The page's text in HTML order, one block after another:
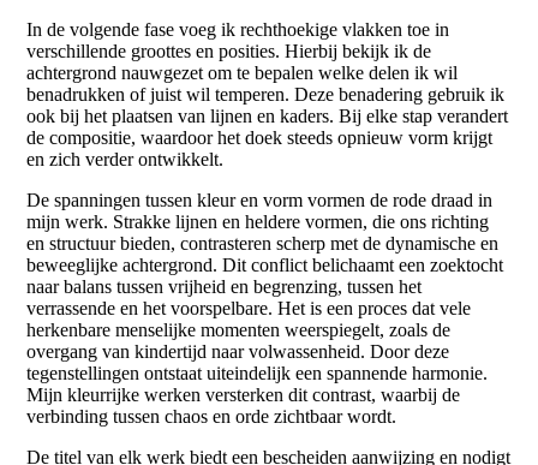
In de volgende fase voeg ik rechthoekige vlakken toe in
verschillende groottes en posities. Hierbij bekijk ik de
achtergrond nauwgezet om te bepalen welke delen ik wil
benadrukken of juist wil temperen. Deze benadering gebruik ik
ook bij het plaatsen van lijnen en kaders. Bij elke stap verandert
de compositie, waardoor het doek steeds opnieuw vorm krijgt
en zich verder ontwikkelt.
De spanningen tussen kleur en vorm vormen de rode draad in
mijn werk. Strakke lijnen en heldere vormen, die ons richting
en structuur bieden, contrasteren scherp met de dynamische en
beweeglijke achtergrond. Dit conflict belichaamt een zoektocht
naar balans tussen vrijheid en begrenzing, tussen het
verrassende en het voorspelbare. Het is een proces dat vele
herkenbare menselijke momenten weerspiegelt, zoals de
overgang van kindertijd naar volwassenheid. Door deze
tegenstellingen ontstaat uiteindelijk een spannende harmonie.
Mijn kleurrijke werken versterken dit contrast, waarbij de
verbinding tussen chaos en orde zichtbaar wordt.
De titel van elk werk biedt een bescheiden aanwijzing en nodigt